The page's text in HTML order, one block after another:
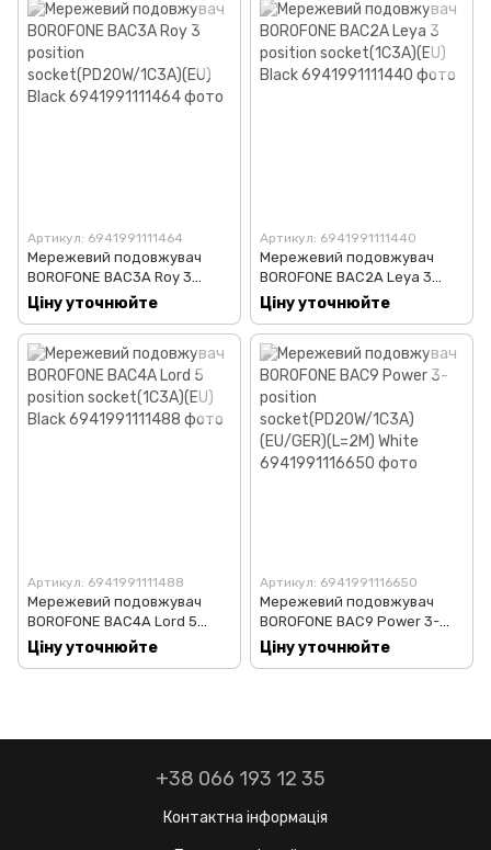
Артикул: 6941991111464
Мережевий подовжувач
BOROFONE BAC3A Roy 3
position socket(PD20W/1C3A)
(EU) Black
Ціну уточнюйте
Артикул: 6941991111440
Мережевий подовжувач
BOROFONE BAC2A Leya 3
position socket(1C3A)(EU)
Black
Ціну уточнюйте
Артикул: 6941991111488
Мережевий подовжувач
BOROFONE BAC4A Lord 5
position socket(1C3A)(EU)
Black
Ціну уточнюйте
Артикул: 6941991116650
Мережевий подовжувач
BOROFONE BAC9 Power 3-
position socket(PD20W/1C3A)
(EU/GER)(L=2M) White
Ціну уточнюйте
+38 066 193 12 35
Контактна інформація